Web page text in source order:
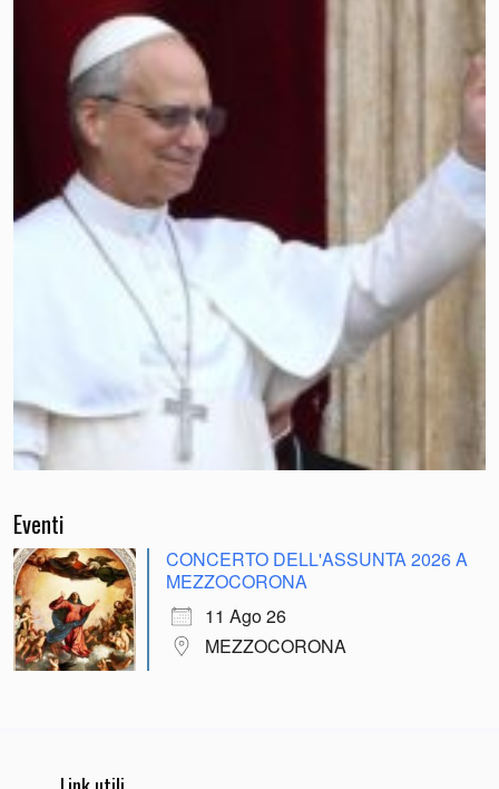
Eventi
CONCERTO DELL'ASSUNTA 2026 A
MEZZOCORONA
11 Ago 26
MEZZOCORONA